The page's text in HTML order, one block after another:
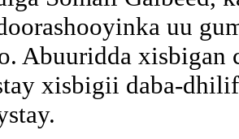
uu
Abuuridda xisbigan
xisbigii daba-